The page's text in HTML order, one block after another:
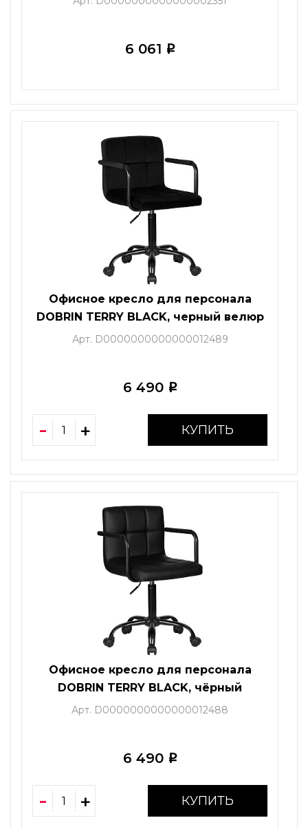
6 061 i
Офисное кресло для персонала
DOBRIN TERRY BLACK, черный велюр
(MJ9-101)
Арт. D0000000000000012489
6 490 i
КУПИТЬ
Офисное кресло для персонала
DOBRIN TERRY BLACK, чёрный
Арт. D0000000000000012488
6 490 i
КУПИТЬ